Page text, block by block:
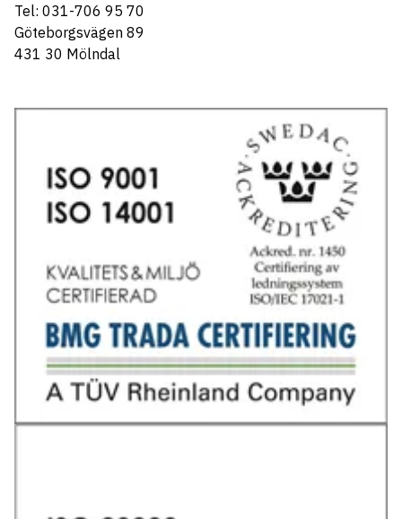
Tel: 031-706 95 70
Göteborgsvägen 89
431 30 Mölndal